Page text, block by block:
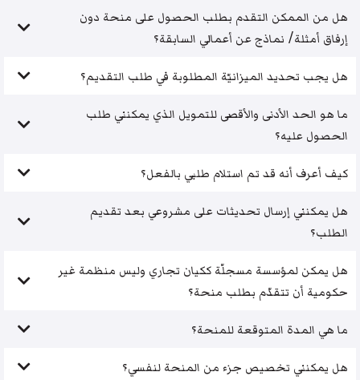
هل من الممكن التقدم بطلب الحصول على منحة دون
إرفاق أمثلة/ نماذج عن أعمالي السابقة؟
هل يجب تحديد الميزانيّة المطلوبة في طلب التقديم؟
ما هو الحد الأدنى والأقصى للتمويل الذي يمكنني طلب
الحصول عليه؟
كيف أعرف أنه قد تم استلام طلبي بالفعل؟
هل يمكنني إرسال تحديثات على مشروعي بعد تقديم
الطلب؟
هل يمكن لمؤسسة مسجلّة ككيان تجاري وليس منظمة غير
حكومية أن تتقدّم بطلب منحة؟
ما هي المدة المتوقعة للمنحة؟
هل يمكنني تخصيص جزء من المنحة لنفسي؟